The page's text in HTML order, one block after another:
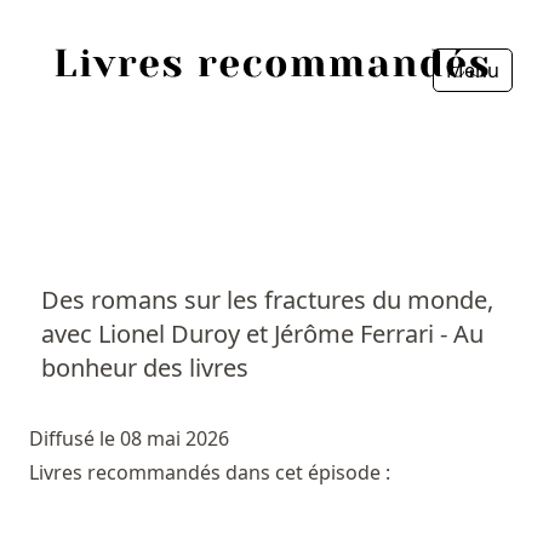
Menu
Des romans sur les fractures du monde,
avec Lionel Duroy et Jérôme Ferrari - Au
bonheur des livres
Diffusé le 08 mai 2026
Livres recommandés dans cet épisode :
Personnes
Livres les plus recommandés
Fermer